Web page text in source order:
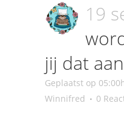
19
jij dat
Geplaatst op
Winnifred
0